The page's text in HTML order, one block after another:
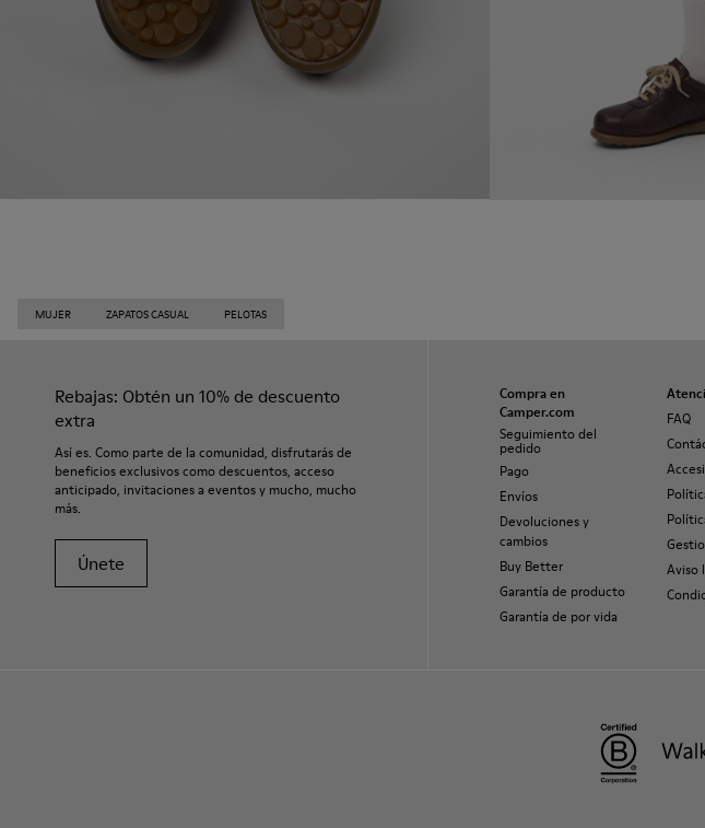
MUJER ZAPATOS CASUAL PELOTAS
Rebajas: Obtén un 10% de descuento
extra
Así es. Como parte de la comunidad, disfrutarás de
beneficios exclusivos como descuentos, acceso
anticipado, invitaciones a eventos y mucho, mucho
más.
Únete
Compra en
Camper.com
Seguimiento del
pedido
Pago
Envíos
Devoluciones y
cambios
Buy Better
Garantía de producto
Garantía de por vida
FAQ
Aviso